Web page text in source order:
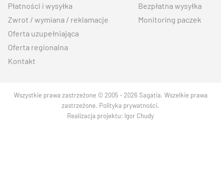
Płatności i wysyłka
Zwrot / wymiana / reklamacje
Oferta uzupełniająca
Oferta regionalna
Kontakt
Bezpłatna wysyłka
Monitoring paczek
Wszystkie prawa zastrzeżone © 2005 - 2026 Sagatia. Wszelkie prawa
zastrzeżone. Polityka prywatności.
Realizacja projektu: Igor Chudy